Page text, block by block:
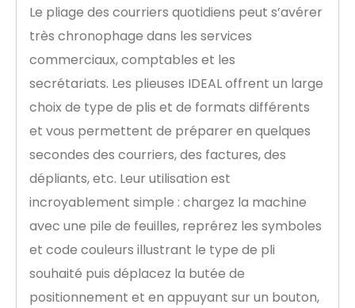
Le pliage des courriers quotidiens peut s’avérer
très chronophage dans les services
commerciaux, comptables et les
secrétariats. Les plieuses IDEAL offrent un large
choix de type de plis et de formats différents
et vous permettent de préparer en quelques
secondes des courriers, des factures, des
dépliants, etc. Leur utilisation est
incroyablement simple : chargez la machine
avec une pile de feuilles, reprérez les symboles
et code couleurs illustrant le type de pli
souhaité puis déplacez la butée de
positionnement et en appuyant sur un bouton,